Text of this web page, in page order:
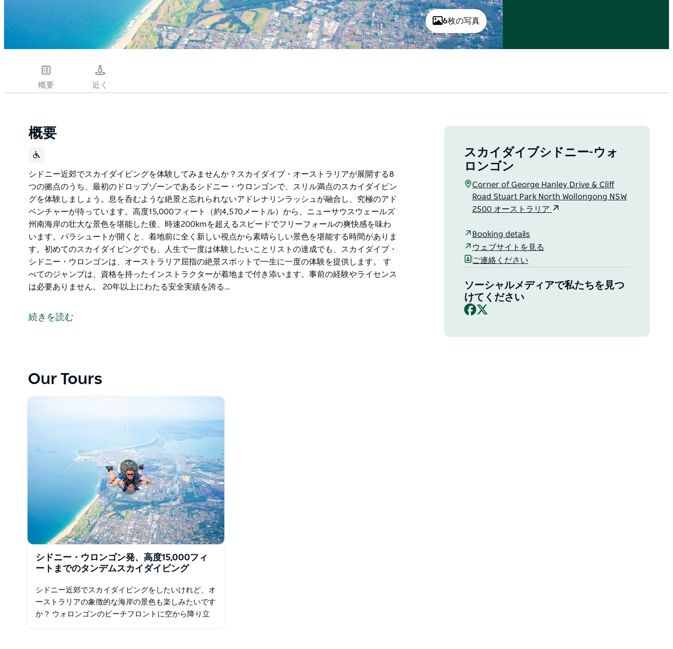
6枚の写真
概要 近く
概要
シドニー近郊でスカイダイビングを体験してみませんか？スカイダイブ・オーストラリアが展開する8
つの拠点のうち、最初のドロップゾーンであるシドニー・ウロンゴンで、スリル満点のスカイダイビン
グを体験しましょう。息を呑むような絶景と忘れられないアドレナリンラッシュが融合し、究極のアド
ベンチャーが待っています。高度15,000フィート（約4,570メートル）から、ニューサウスウェールズ
州南海岸の壮大な景色を堪能した後、時速200kmを超えるスピードでフリーフォールの爽快感を味わ
います。パラシュートが開くと、着地前に全く新しい視点から素晴らしい景色を堪能する時間がありま
す。初めてのスカイダイビングでも、人生で一度は体験したいことリストの達成でも、スカイダイブ・
シドニー・ウロンゴンは、オーストラリア屈指の絶景スポットで一生に一度の体験を提供します。 す
べてのジャンプは、資格を持ったインストラクターが着地まで付き添います。事前の経験やライセンス
は必要ありません。 20年以上にわたる安全実績を誇る…
つの拠点のうち、最初のドロップゾーンであるシドニー・ウロンゴンで、スリル満点のスカイダイビン
グを体験しましょう。息を呑むような絶景と忘れられないアドレナリンラッシュが融合し、究極のアド
す。初めてのスカイダイビングでも、人生で一度は体験したいことリストの達成でも、スカイダイブ・
シドニー・ウロンゴンは、オーストラリア屈指の絶景スポットで一生に一度の体験を提供します。
20年以上にわたる安全実績を誇る、オーストラリアで最も経験豊富なスカイダイビングオペレーターの
国内最大規模のスカイダイビングドロップゾーンネットワークの一部であり、すべてのドロップゾーン
で厳格な安全基準とトレーニング基準が遵守されています。
初心者の方、カップル、グループ、記念日のお祝いなど、どなたにも最適です。体力テストや年齢制限
はなく、標準的な安全要件を満たすだけでOKです。
スカイダイビングの冒険の忘れられない瞬間をすべて記録できる写真・ビデオパッケージもご用意して
います。
続きを読む
スカイダイブシドニー-ウォ
ロンゴン
Corner of George Hanley Drive & Cliff
Road Stuart Park North Wollongong NSW
2500 オーストラリア
Booking details
ウェブサイトを見る
ご連絡ください
ソーシャルメディアで私たちを見つ
けてください
Facebook
Our Tours
シドニー・ウロンゴン発、高度15,000フィ
ートまでのタンデムスカイダイビング
シドニー近郊でスカイダイビングをしたいけれど、オ
ーストラリアの象徴的な海岸の景色も楽しみたいです
か？ ウォロンゴンのビーチフロントに空から降り立